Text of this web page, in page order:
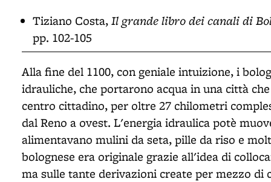
Tiziano Costa,Il grande libro dei canali di
pp. 102-105
Alla fine del 1100, con geniale intuizione, i
idrauliche, che portarono acqua in una città
centro cittadino, per oltre 27 chilometri
dal Reno a ovest. L'energia idraulica potè
alimentavano mulini da seta, pille da riso e
bolognese era originale grazie all'idea di
ma sulle tante derivazioni create per mezzo di